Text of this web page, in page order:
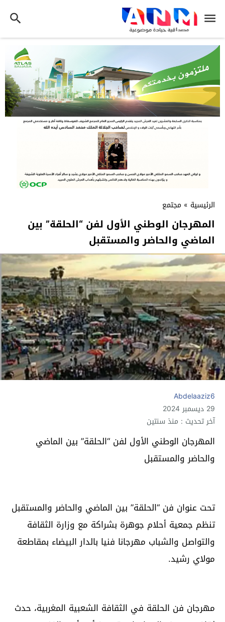
الرئيسية » مجتمع
المهرجان الوطني الأول لفن “الحلقة” بين
الماضي والحاضر والمستقبل
Abdelaaziz6
29 ديسمبر 2024
آخر تحديث : منذ سنتين
المهرجان الوطني الأول لفن “الحلقة” بين الماضي
والحاضر والمستقبل
تحت عنوان فن “الحلقة” بين الماضي والحاضر والمستقبل
تنظم جمعية أحلام جوهرة بشراكة مع وزارة الثقافة
والتواصل والشباب مهرجانا فنيا بالدار البيضاء بمقاطعة
مولاي رشيد.
مهرجان فن الحلقة في الثقافة الشعبية المغربية، حدث